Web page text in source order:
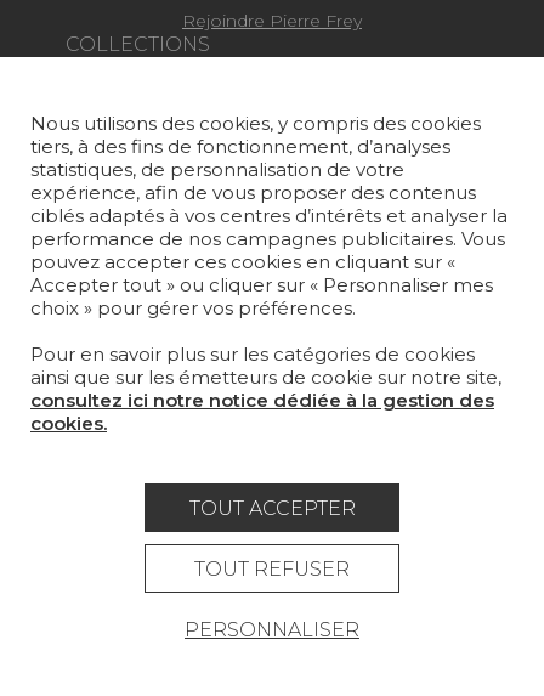
COLLECTIONS
PAPIERS PEINTS
TAPIS ET MOQUETTES
MOBILIER
PROJETS
SUR-MESURE
MAGAZINE
LA MAISON
Rejoindre Pierre Frey
Nous utilisons des cookies, y compris des cookies
tiers, à des fins de fonctionnement, d’analyses
statistiques, de personnalisation de votre
expérience, afin de vous proposer des contenus
ciblés adaptés à vos centres d’intérêts et analyser la
performance de nos campagnes publicitaires. Vous
pouvez accepter ces cookies en cliquant sur «
Accepter tout » ou cliquer sur « Personnaliser mes
choix » pour gérer vos préférences.
Pour en savoir plus sur les catégories de cookies
ainsi que sur les émetteurs de cookie sur notre site,
consultez ici notre notice dédiée à la gestion des
cookies.
TOUT ACCEPTER
TOUT REFUSER
PERSONNALISER